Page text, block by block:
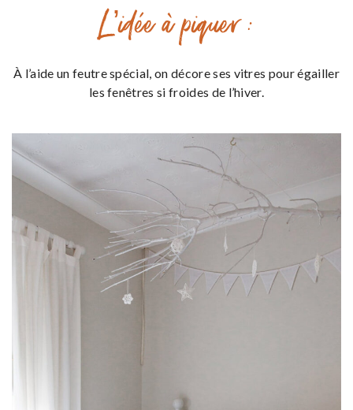
L’idée à piquer :
À l’aide un feutre spécial, on décore ses vitres pour égailler
les fenêtres si froides de l’hiver.